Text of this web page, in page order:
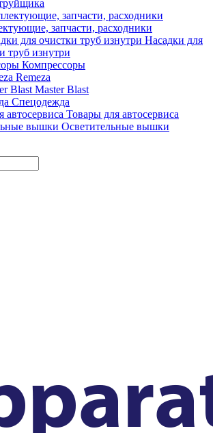
запчасти, расходники
Насадки для
труб изнутри
Компрессоры
Remeza
Master Blast
Спецодежда
Товары для автосервиса
Осветительные вышки